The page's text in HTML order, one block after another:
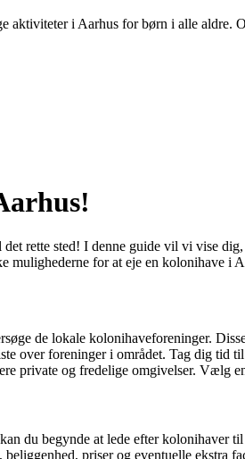
i Aarhus for børn i alle aldre.
rette sted! I denne guide vil vi vise
for at eje en kolonihave i
de lokale kolonihaveforeninger.
over foreninger i området. Tag dig tid
private og fredelige omgivelser. Vælg
du begynde at lede efter kolonihaver
priser og eventuelle